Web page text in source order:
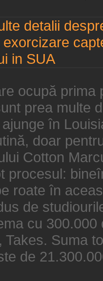
ocupă
prea multe
în
doar
Cotton
procesul:
roate în
de
cu
Takes. Suma
de